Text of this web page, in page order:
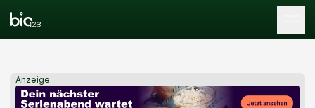
Anzeige